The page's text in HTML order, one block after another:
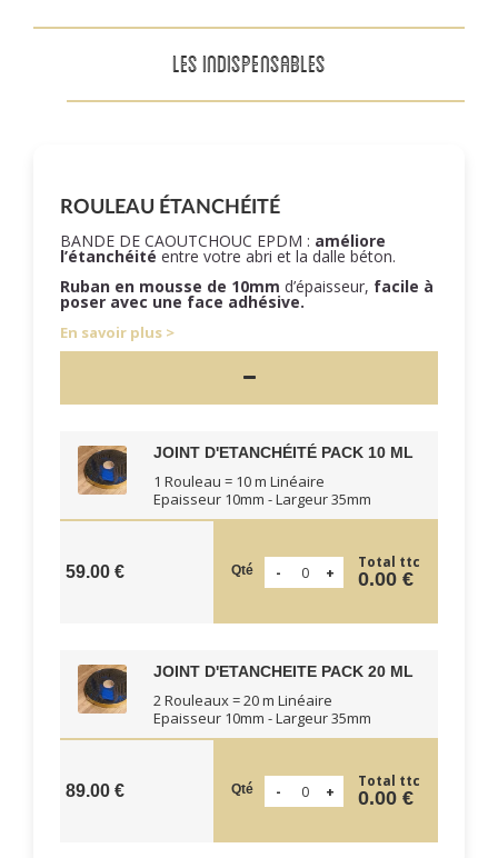
LES INDISPENSABLES
ROULEAU ÉTANCHÉITÉ
BANDE DE CAOUTCHOUC EPDM : améliore
l’étanchéité entre votre abri et la dalle béton.
Ruban en mousse de 10mm d’épaisseur, facile à
poser avec une face adhésive.
En savoir plus
JOINT D'ETANCHÉITÉ PACK 10 ML
1 Rouleau = 10 m Linéaire
Epaisseur 10mm - Largeur 35mm
59.00 € Qté Total ttc
0.00 €
JOINT D'ETANCHEITE PACK 20 ML
2 Rouleaux = 20 m Linéaire
Epaisseur 10mm - Largeur 35mm
89.00 € Qté Total ttc
0.00 €